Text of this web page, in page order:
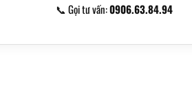
📞 Gọi tư vấn:0906.63.84.94